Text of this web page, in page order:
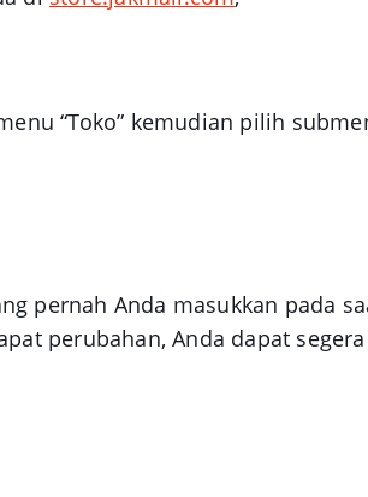
“Toko” kemudian pilih
pernah Anda masukkan pada
perubahan, Anda dapat